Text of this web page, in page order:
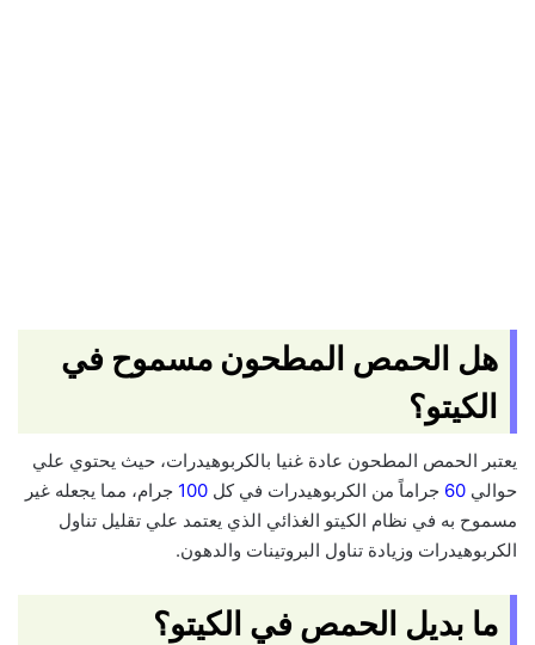
هل الحمص المطحون مسموح في
الكيتو؟
يعتبر الحمص المطحون عادة غنيا بالكربوهيدرات، حيث يحتوي علي
حوالي 60 جراماً من الكربوهيدرات في كل 100 جرام، مما يجعله غير
مسموح به في نظام الكيتو الغذائي الذي يعتمد علي تقليل تناول
الكربوهيدرات وزيادة تناول البروتينات والدهون.
ما بديل الحمص في الكيتو؟